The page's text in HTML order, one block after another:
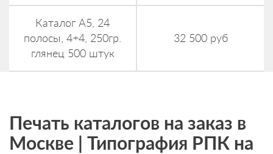
Каталог А5, 24
полосы, 4+4, 250гр.
глянец 500 штук
32 500 руб
Печать каталогов на заказ в
Москве | Типография РПК на